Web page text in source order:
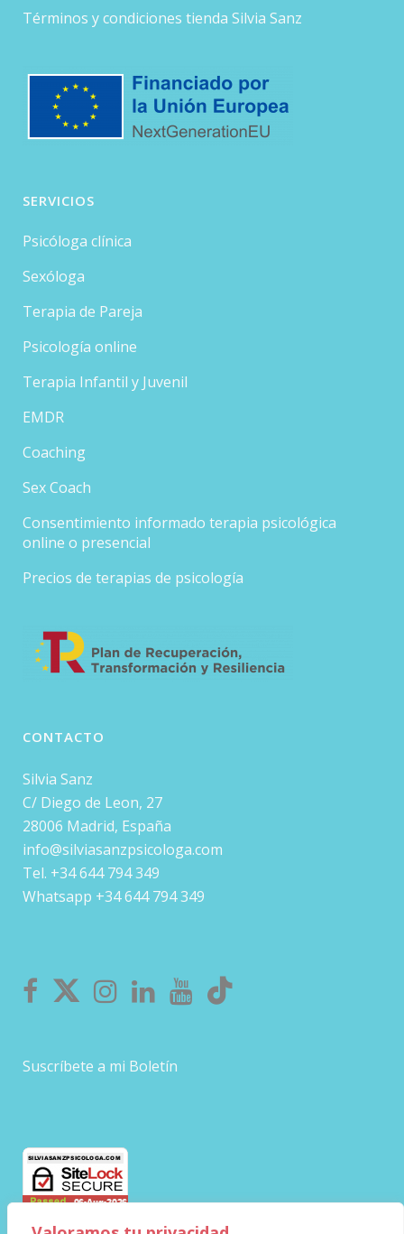
Términos y condiciones tienda Silvia Sanz
SERVICIOS
Psicóloga clínica
Sexóloga
Terapia de Pareja
Psicología online
Terapia Infantil y Juvenil
EMDR
Coaching
Sex Coach
Consentimiento informado terapia psicológica
online o presencial
Precios de terapias de psicología
CONTACTO
Silvia Sanz
C/ Diego de Leon, 27
28006 Madrid, España
info@silviasanzpsicologa.com
Tel. +34 644 794 349
Whatsapp +34 644 794 349
Suscríbete a mi Boletín